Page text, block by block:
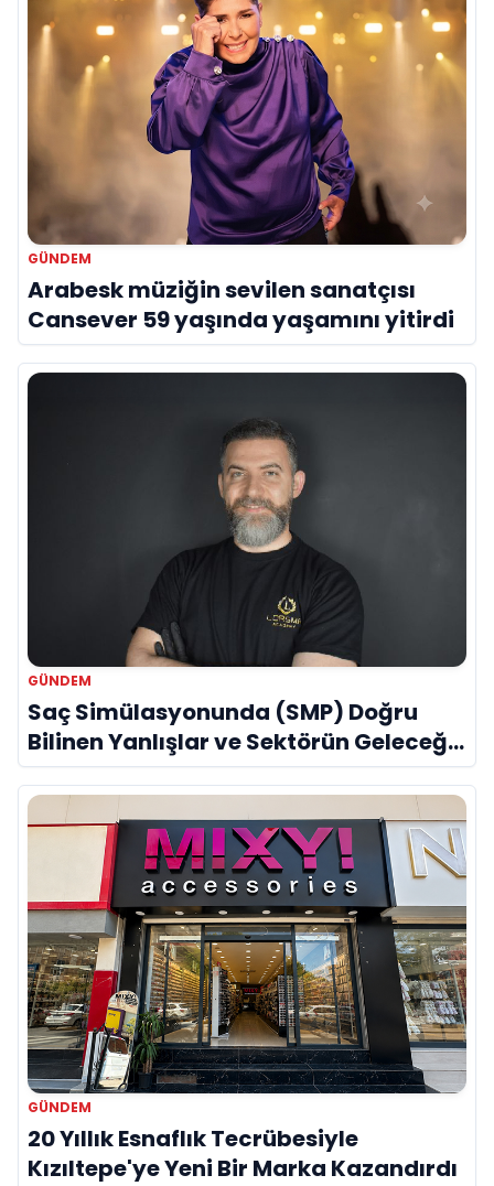
GÜNDEM
Arabesk müziğin sevilen sanatçısı
Cansever 59 yaşında yaşamını yitirdi
GÜNDEM
Saç Simülasyonunda (SMP) Doğru
Bilinen Yanlışlar ve Sektörün Geleceği:
Onur Akdeniz ile Özel Röportaj
GÜNDEM
20 Yıllık Esnaflık Tecrübesiyle
Kızıltepe'ye Yeni Bir Marka Kazandırdı